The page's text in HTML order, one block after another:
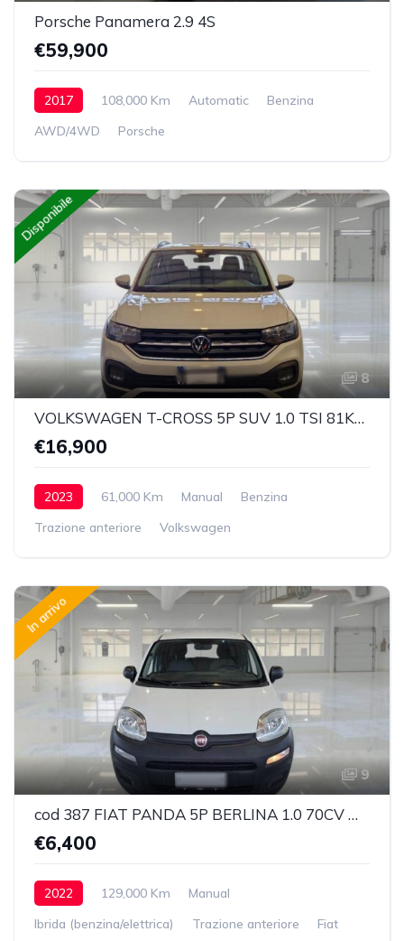
Porsche Panamera 2.9 4S
€59,900
2017 108,000 Km Automatic
Benzina
AWD/4WD
Porsche
Disponibile
8
VOLKSWAGEN T-CROSS 5P SUV 1.0 TSI 81KW STYLE E6D
€16,900
2023 61,000 Km Manual
Benzina
Trazione anteriore
Volkswagen
In arrivo
9
cod 387 FIAT PANDA 5P BERLINA 1.0 70CV HYBRID EURO 6D VAN 2 P. POP
€6,400
2022 129,000 Km
Manual
Ibrida (benzina/elettrica)
Trazione anteriore Fiat